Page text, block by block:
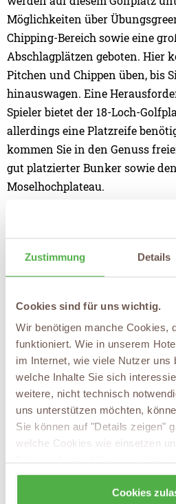
Zustimmung Details
Cookies sind für uns wichtig.
Wir benötigen manche Cookies,
funktioniert. Wie in unserem
im Internet, wie viele Nutzer uns
welche Inhalte Sie sich
weitere, nicht technisch
uns unterstützen möchten,
Sie können auf "Details zeigen"
welche Cookies wie einsetzen
wieder zurücknehmen.
Cookies
Möglichkeiten über
Chipping-Bereich sowie eine
Abschlagplätzen geboten. Hier
Pitchen und Chippen üben, bis
hinauswagen. Eine
Spieler bietet der 18-Loch-
allerdings eine Platzreife
kommen Sie in den Genuss
gut platzierter Bunker sowie
Moselhochplateau.
Nicht nur
Golfkurse in Cochem zu
Golf zu spielen. Es gibt noch
Ediger/Eller, der Golf-Club Hahn
Cochem/Mosel e.V. Auch von
genießen Sie eine spektakuläre
des Hunsrücks, der Eifel und
nach einer Runde Golf
wie Weinproben oder -
gibt es schöneres, als nach
Ferien Golf in ein gemütliches
Übersicht aller